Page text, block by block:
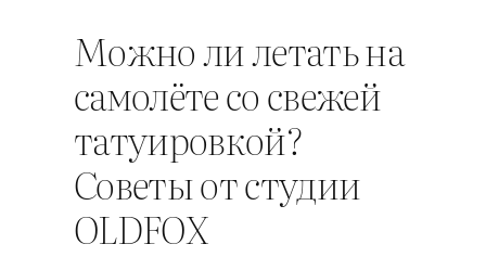
Можно ли летать на
самолёте со свежей
татуировкой?
Советы от студии
OLDFOX